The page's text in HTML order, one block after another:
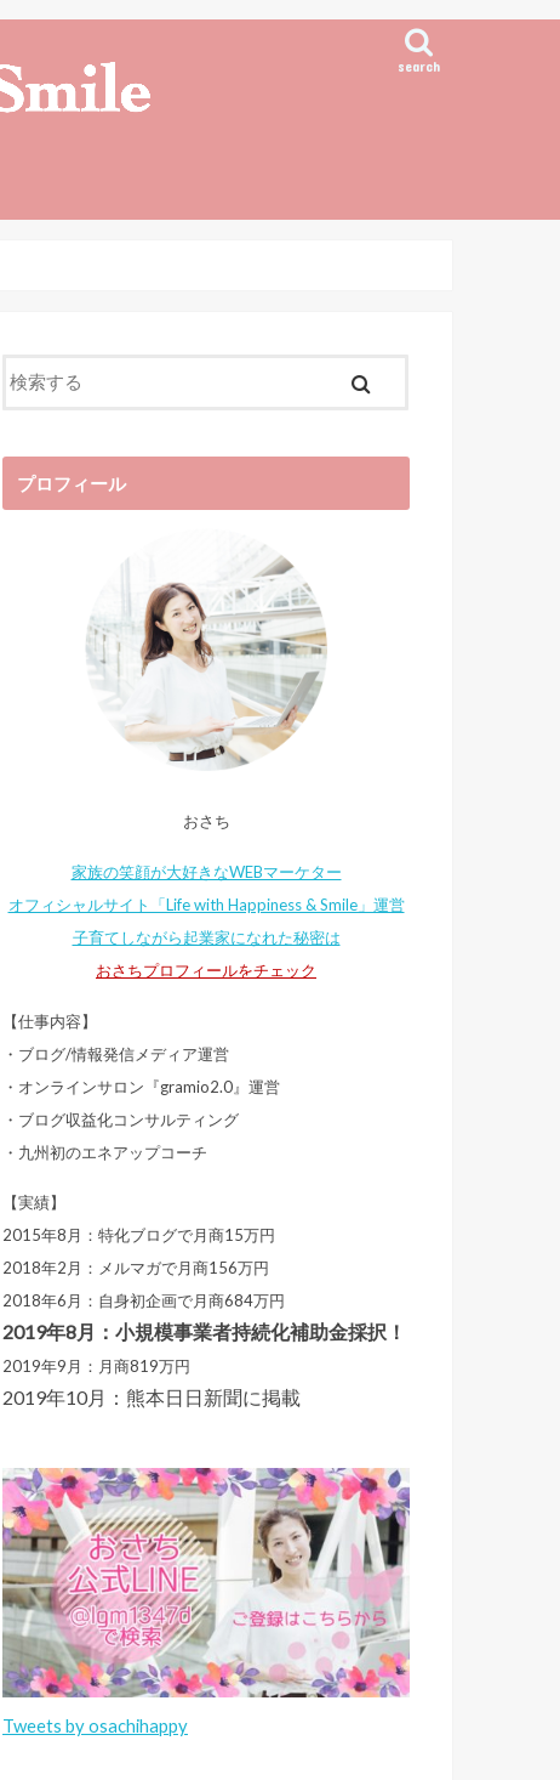
search
プロフィール
おさち
家族の笑顔が大好きなWEBマーケター
オフィシャルサイト「Life with Happiness & Smile」運営
子育てしながら起業家になれた秘密は
おさちプロフィールをチェック
【仕事内容】
・ブログ/情報発信メディア運営
・オンラインサロン『gramio2.0』運営
・ブログ収益化コンサルティング
・九州初のエネアップコーチ
【実績】
2015年8月：特化ブログで月商15万円
2018年2月：メルマガで月商156万円
2018年6月：自身初企画で月商684万円
2019年8月：小規模事業者持続化補助金採択！
2019年9月：月商819万円
2019年10月：熊本日日新聞に掲載
Tweets by osachihappy